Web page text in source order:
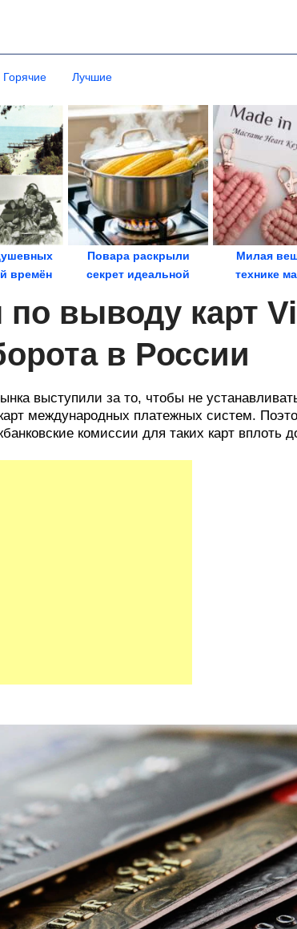
Горячие Лучшие
времён
Повара раскрыли
секрет идеальной
Милая
технике
по выводу карт
в России
выступили за то, чтобы не
международных платежных систем.
комиссии для таких карт вплоть